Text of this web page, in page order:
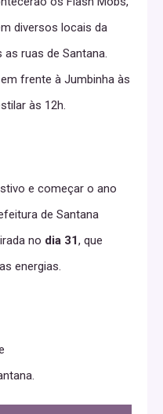
diversos locais da
as ruas de Santana.
frente à Jumbinha às
às 12h.
e começar o ano
de Santana
no dia 31, que
energias.